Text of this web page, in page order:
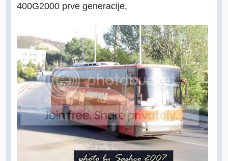
400G2000 prve generacije,